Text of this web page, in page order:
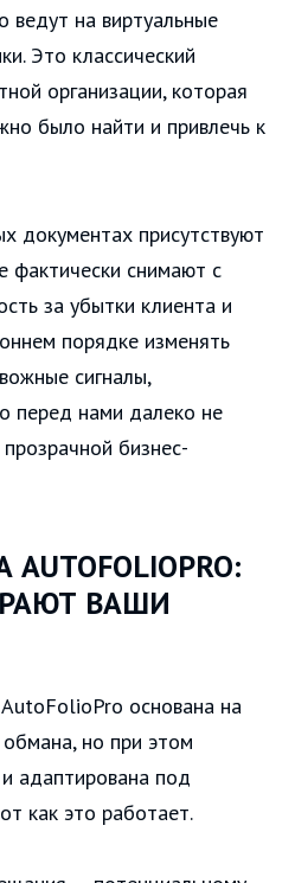
ведут на виртуальные
Это классический
организации, которая
было найти и привлечь к
документах присутствуют
фактически снимают с
за убытки клиента и
порядке изменять
сигналы,
перед нами далеко не
бизнес-
ВАШИ
основана на
но при этом
адаптирована под
как это работает.